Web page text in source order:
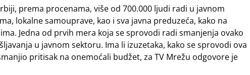
prema procenama, više od 700.000 ljudi radi u javnom
lokalne samouprave, kao i sva javna preduzeća, kako na
Jedna od prvih mera koja se sprovodi radi smanjenja ovako
u javnom sektoru. Ima li izuzetaka, kako se sprovodi ova
pritisak na onemoćali budžet, za TV Mrežu odgovore je